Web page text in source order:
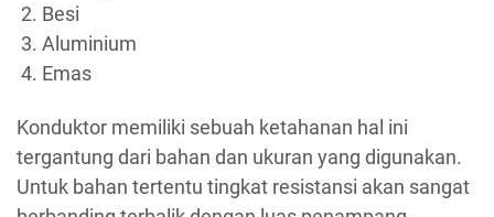
Besi
Aluminium
Emas
Konduktor memiliki sebuah ketahanan hal ini
tergantung dari bahan dan ukuran yang digunakan.
Untuk bahan tertentu tingkat resistansi akan sangat